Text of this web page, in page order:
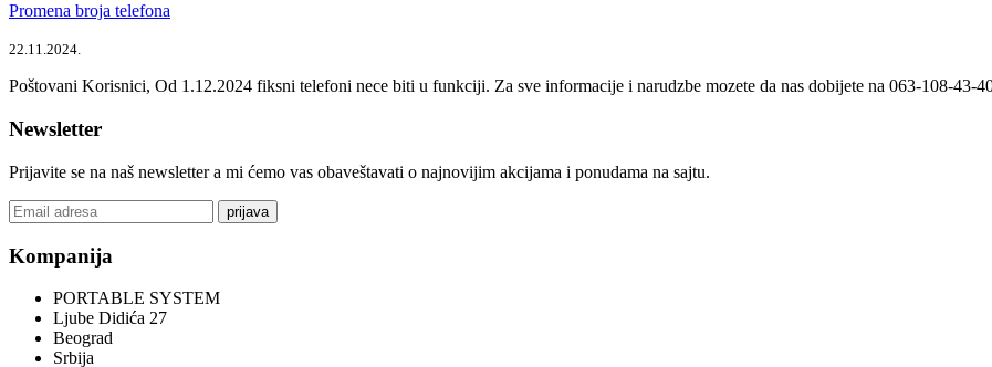
Promena broja telefona
22.11.2024.
Poštovani Korisnici, Od 1.12.2024 fiksni telefoni nece biti u funkciji. Za sve informacije i narudzbe mozete da nas dobijete na 063-108-43-
Newsletter
Prijavite se na naš newsletter a mi ćemo vas obaveštavati o najnovijim akcijama i ponudama na sajtu.
prijava
Kompanija
PORTABLE SYSTEM
Ljube Didića 27
Beograd
Srbija